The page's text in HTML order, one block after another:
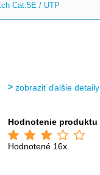
Cat.5E / UTP
zobraziť ďalšie detaily
Hodnotenie produktu
Hodnotené 16x